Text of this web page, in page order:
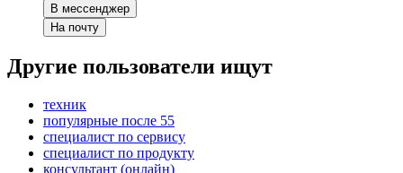
В мессенджер
На почту
Другие пользователи ищут
техник
популярные после 55
специалист по сервису
специалист по продукту
консультант (онлайн)